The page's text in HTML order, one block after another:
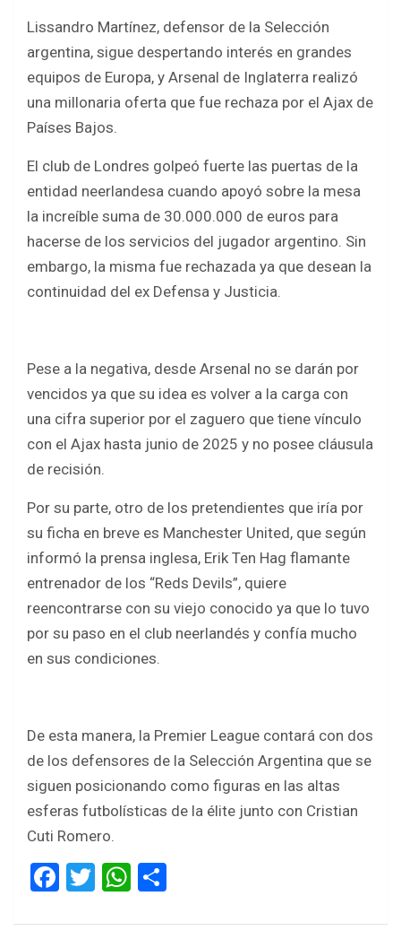
ce
b
o
o
k
tt
er
at
s
A
ar
e
Lissandro Martínez, defensor de la Selección
argentina, sigue despertando interés en grandes
equipos de Europa, y Arsenal de Inglaterra realizó
una millonaria oferta que fue rechaza por el Ajax de
Países Bajos.
El club de Londres golpeó fuerte las puertas de la
entidad neerlandesa cuando apoyó sobre la mesa
la increíble suma de 30.000.000 de euros para
hacerse de los servicios del jugador argentino. Sin
embargo, la misma fue rechazada ya que desean la
continuidad del ex Defensa y Justicia.
Pese a la negativa, desde Arsenal no se darán por
vencidos ya que su idea es volver a la carga con
una cifra superior por el zaguero que tiene vínculo
con el Ajax hasta junio de 2025 y no posee cláusula
de recisión.
Por su parte, otro de los pretendientes que iría por
su ficha en breve es Manchester United, que según
informó la prensa inglesa, Erik Ten Hag flamante
entrenador de los “Reds Devils”, quiere
reencontrarse con su viejo conocido ya que lo tuvo
por su paso en el club neerlandés y confía mucho
en sus condiciones.
De esta manera, la Premier League contará con dos
de los defensores de la Selección Argentina que se
siguen posicionando como figuras en las altas
esferas futbolísticas de la élite junto con Cristian
Cuti Romero.
F
ce
T
tt
W
at ar